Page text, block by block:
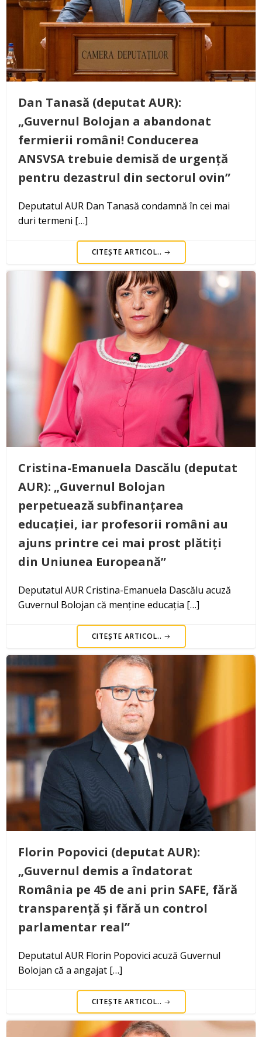
Dan Tanasă (deputat AUR):
„Guvernul Bolojan a abandonat
fermierii români! Conducerea
ANSVSA trebuie demisă de urgență
pentru dezastrul din sectorul ovin”
Deputatul AUR Dan Tanasă condamnă în cei mai
duri termeni […]
CITEȘTE ARTICOL..
Cristina-Emanuela Dascălu (deputat
AUR): „Guvernul Bolojan
perpetuează subfinanțarea
educației, iar profesorii români au
ajuns printre cei mai prost plătiți
din Uniunea Europeană”
Deputatul AUR Cristina-Emanuela Dascălu acuză
Guvernul Bolojan că menține educația […]
CITEȘTE ARTICOL..
Florin Popovici (deputat AUR):
„Guvernul demis a îndatorat
România pe 45 de ani prin SAFE, fără
transparență și fără un control
parlamentar real”
Deputatul AUR Florin Popovici acuză Guvernul
Bolojan că a angajat […]
CITEȘTE ARTICOL..